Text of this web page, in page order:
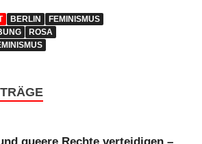
BERLIN
FEMINISMUS
ROSA